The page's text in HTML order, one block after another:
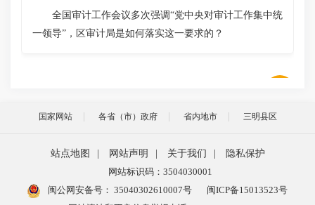
全国审计工作会议多次强调“党中央对审计工作集中统
一领导”，区审计局是如何落实这一要求的？
自觉把党的领导贯穿审计工作全过程、各领域，严格落实
重大事项请示报告制度，审计计划、重大项目、重要情
况、问题线索第一时间向区委审计委员会请示报告，把党
国家网站 各省（市）政府 省内地市 三明县区
站点地图 网站声明 关于我们
隐私保护
网站标识码：3504030001
闽公网安备号： 35040302610007号
闽ICP备15013523号